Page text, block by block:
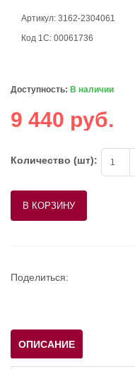
Артикул: 3162-2304061
Код 1С: 00061736
Доступность: В наличии
9 440 руб.
Количество (шт):
Поделиться:
ОПИСАНИЕ